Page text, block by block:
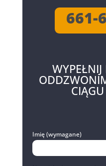
661-
Imię (wymagane)